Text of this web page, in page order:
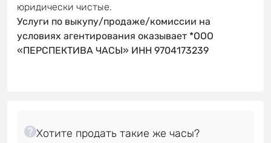
юридически чистые.
Услуги по выкупу/продаже/комиссии на
условиях агентирования оказывает *ООО
«ПЕРСПЕКТИВА ЧАСЫ» ИНН 9704173239